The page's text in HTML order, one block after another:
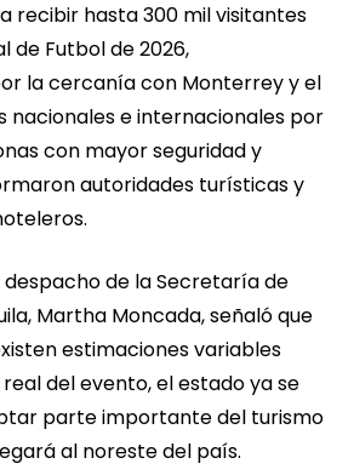
recibir hasta 300 mil visitantes
de Futbol de 2026,
la cercanía con Monterrey y el
nacionales e internacionales por
con mayor seguridad y
autoridades turísticas y
de la Secretaría de
Martha Moncada, señaló que
estimaciones variables
del evento, el estado ya se
parte importante del turismo
al noreste del país.